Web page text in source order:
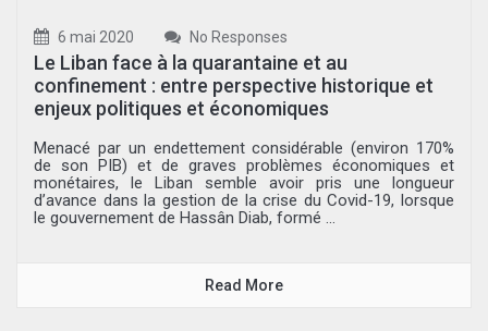
6 mai 2020 No Responses
Le Liban face à la quarantaine et au
confinement : entre perspective historique et
enjeux politiques et économiques
Menacé par un endettement considérable (environ 170%
de son PIB) et de graves problèmes économiques et
monétaires, le Liban semble avoir pris une longueur
d’avance dans la gestion de la crise du Covid-19, lorsque
le gouvernement de Hassân Diab, formé ...
Read More